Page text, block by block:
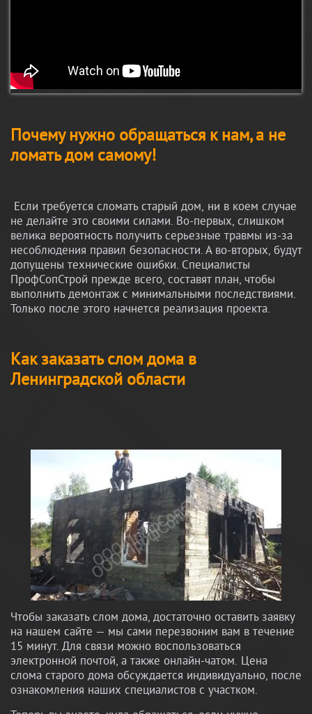
Почему нужно обращаться к нам, а не
ломать дом самому!
Если требуется сломать старый дом, ни в коем случае
не делайте это своими силами. Во-первых, слишком
велика вероятность получить серьезные травмы из-за
несоблюдения правил безопасности. А во-вторых, будут
допущены технические ошибки. Специалисты
ПрофСопСтрой прежде всего, составят план, чтобы
выполнить демонтаж с минимальными последствиями.
Только после этого начнется реализация проекта.
Как заказать слом дома в
Ленинградской области
Чтобы заказать слом дома, достаточно оставить заявку
на нашем сайте — мы сами перезвоним вам в течение
15 минут. Для связи можно воспользоваться
электронной почтой, а также онлайн-чатом. Цена
слома старого дома обсуждается индивидуально, после
ознакомления наших специалистов с участком.